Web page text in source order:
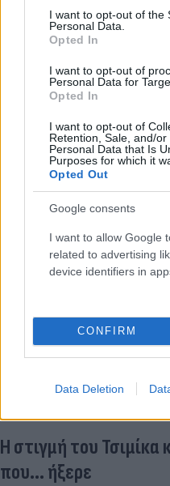
consent section.
I want to opt-out of the
Personal Data.
Opted In
I want to opt-out of
Personal Data for
Opted In
I want to opt-out of
Retention, Sale, and/
Personal Data that Is
Purposes for which it
Opted Out
Google consents
I want to allow Google
related to advertising
device identifiers in
CONFIRM
Data Deletion
Η στιγμή του Τσιμίκα
που... ήξερε